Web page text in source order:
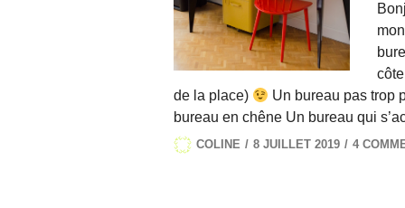
de la place)
Un bureau pas trop
bureau en chêne Un bureau qui
COLINE 8 JUILLET 2019 4